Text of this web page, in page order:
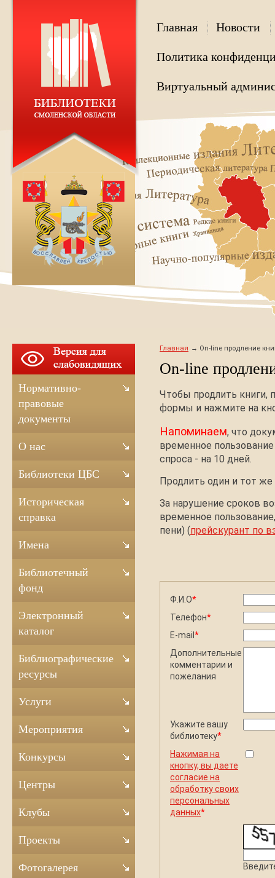
Главная Новости
Политика
Виртуальный
Главная On-line продление
On-line
Чтобы продлить книги,
формы и нажмите на
Напоминаем, что
временное
спроса - на 10 дней.
Продлить один и тот
За нарушение сроков
временное
пени) (прейскурант по
Ф.И.О*
Телефон*
E-mail*
Дополнительные
комментарии и
пожелания
Укажите вашу
библиотеку*
Нажимая на
кнопку, вы даете
согласие на
обработку своих
персональных
данных*
Нормативно-
правовые
документы
О нас
Библиотеки ЦБС
Историческая
справка
Имена
Библиотечный
фонд
Электронный
каталог
Библиографические
ресурсы
Услуги
Мероприятия
Конкурсы
Центры
Клубы
Проекты
Фотогалерея